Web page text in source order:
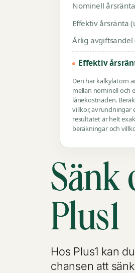
Nominell årsränta
Effektiv årsränta
Årlig
Effektiv
Den här kalkylatorn
mellan nominell och
lånekostnaden.
villkor, avrundningar
resultatet är helt
beräkningar och
Sänk
Plus1
Hos Plus1 kan
chansen att